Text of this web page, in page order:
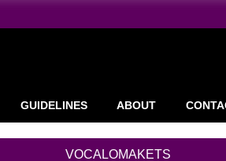
GUIDELINES ABOUT
VOCALOMAKETS